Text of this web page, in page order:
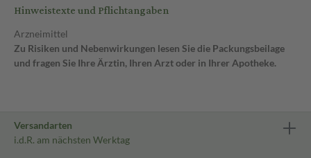
Hinweistexte und Pflichtangaben
Arzneimittel
Zu Risiken und Nebenwirkungen lesen Sie die Packungsbeilage
und fragen Sie Ihre Ärztin, Ihren Arzt oder in Ihrer Apotheke.
Versandarten
i.d.R. am nächsten Werktag